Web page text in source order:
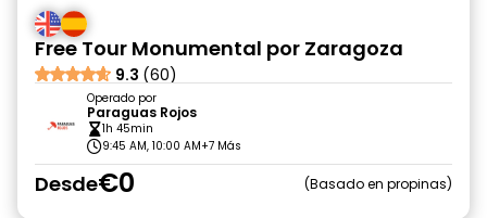
Free Tour Monumental por Zaragoza
9.3 (60)
Operado por
Paraguas Rojos
1h 45min
9:45 AM, 10:00 AM+7 Más
Desde€0 Basado en propinas